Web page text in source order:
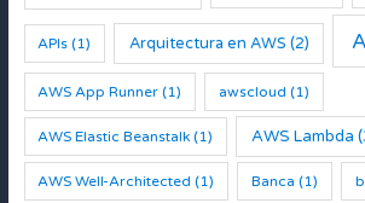
APIs (1) Arquitectura en AWS (2)
AWS App Runner (1) awscloud (1)
AWS Elastic Beanstalk (1) AWS Lambda
AWS Well-Architected (1) Banca (1)